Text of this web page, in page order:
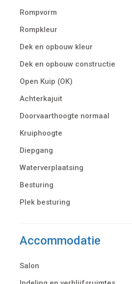
Rompvorm
Rompkleur
Dek en opbouw kleur
Dek en opbouw constructie
Open Kuip (OK)
Achterkajuit
Doorvaarthoogte normaal
Kruiphoogte
Diepgang
Waterverplaatsing
Besturing
Plek besturing
Accommodatie
Salon